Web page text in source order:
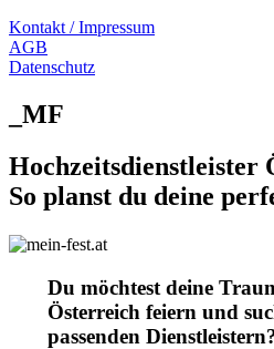
Kontakt / Impressum
AGB
Datenschutz
_MF
Hochzeitsdienstleister
So planst du deine
Du möchtest deine
Österreich feiern und
passenden